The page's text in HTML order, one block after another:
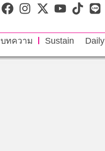
บทความ Sustain Daily